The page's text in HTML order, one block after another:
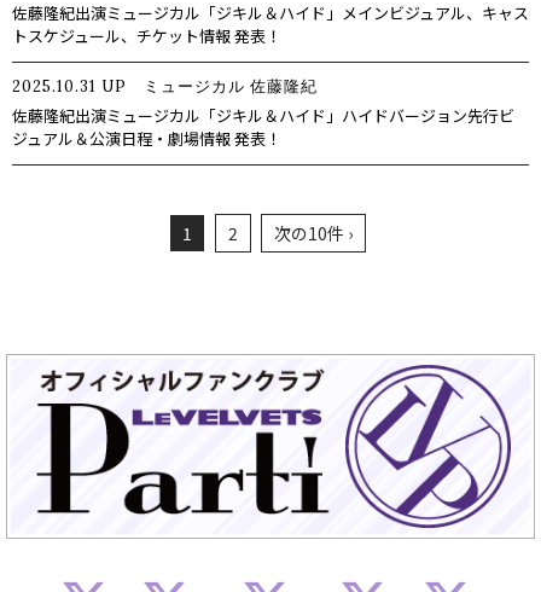
佐藤隆紀出演ミュージカル「ジキル＆ハイド」メインビジュアル、キャス
トスケジュール、チケット情報 発表！
2025.10.31 UP ミュージカル 佐藤隆紀
佐藤隆紀出演ミュージカル「ジキル＆ハイド」ハイドバージョン先行ビ
ジュアル＆公演日程・劇場情報 発表！
1 2 次の10件 ›